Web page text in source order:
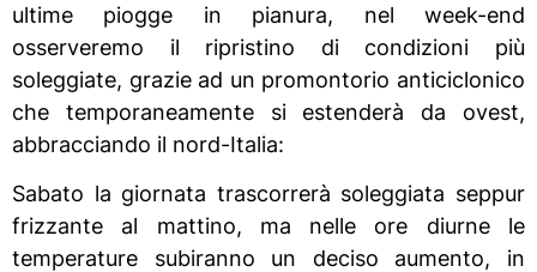
ultime piogge in pianura, nel week-end
osserveremo il ripristino di condizioni più
soleggiate, grazie ad un promontorio anticiclonico
che temporaneamente si estenderà da ovest,
abbracciando il nord-Italia:
Sabato la giornata trascorrerà soleggiata seppur
frizzante al mattino, ma nelle ore diurne le
temperature subiranno un deciso aumento, in